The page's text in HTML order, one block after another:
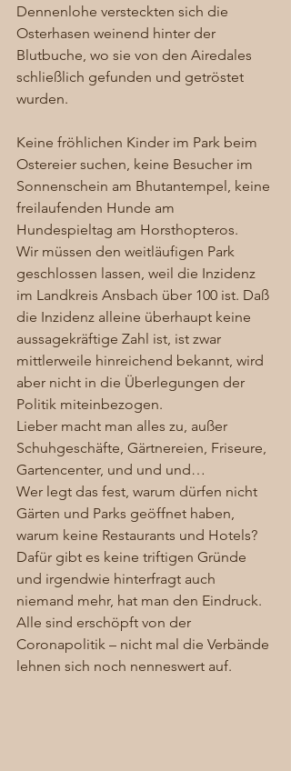
Dennenlohe versteckten sich die
Osterhasen weinend hinter der
Blutbuche, wo sie von den Airedales
schließlich gefunden und getröstet
wurden.
Keine fröhlichen Kinder im Park beim
Ostereier suchen, keine Besucher im
Sonnenschein am Bhutantempel, keine
freilaufenden Hunde am
Hundespieltag am Horsthopteros.
Wir müssen den weitläufigen Park
geschlossen lassen, weil die Inzidenz
im Landkreis Ansbach über 100 ist. Daß
die Inzidenz alleine überhaupt keine
aussagekräftige Zahl ist, ist zwar
mittlerweile hinreichend bekannt, wird
aber nicht in die Überlegungen der
Politik miteinbezogen.
Lieber macht man alles zu, außer
Schuhgeschäfte, Gärtnereien, Friseure,
Gartencenter, und und und…
Wer legt das fest, warum dürfen nicht
Gärten und Parks geöffnet haben,
warum keine Restaurants und Hotels?
Dafür gibt es keine triftigen Gründe
und irgendwie hinterfragt auch
niemand mehr, hat man den Eindruck.
Alle sind erschöpft von der
Coronapolitik – nicht mal die Verbände
lehnen sich noch nenneswert auf.